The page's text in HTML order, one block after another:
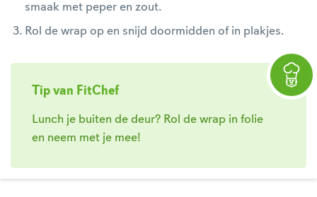
smaak met peper en zout.
Rol de wrap op en snijd doormidden of in plakjes.
Tip van FitChef
Lunch je buiten de deur? Rol de wrap in folie
en neem met je mee!